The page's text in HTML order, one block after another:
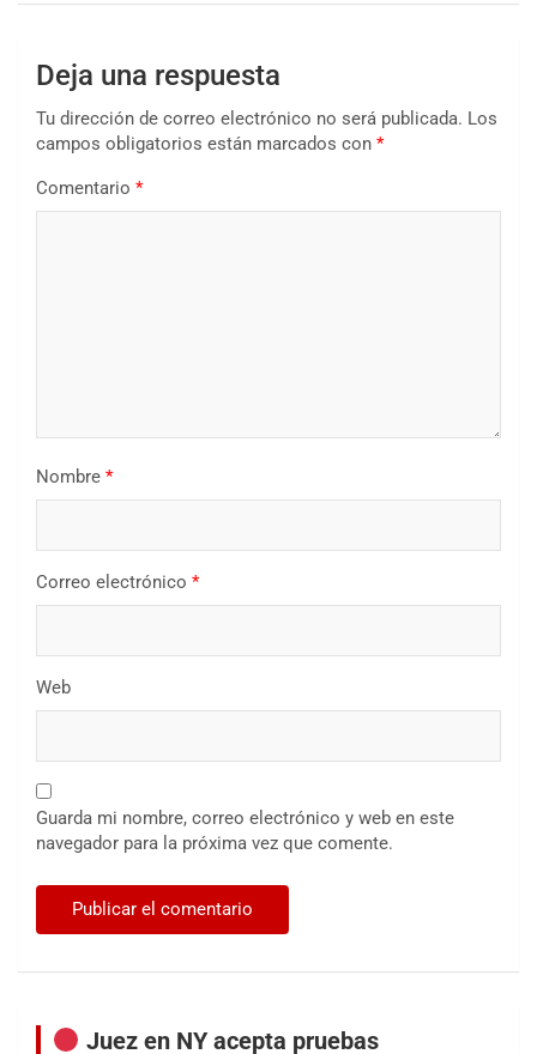
Deja una respuesta
Tu dirección de correo electrónico no será publicada. Los
campos obligatorios están marcados con *
Comentario *
Nombre *
Correo electrónico *
Web
Guarda mi nombre, correo electrónico y web en este
navegador para la próxima vez que comente.
Juez en NY acepta pruebas